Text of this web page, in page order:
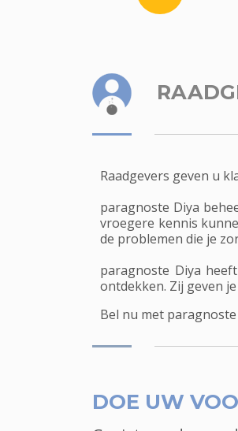
Raadgevers geven u
paragnoste Diya
vroegere kennis
de problemen die je
paragnoste Diya
ontdekken. Zij geven
Bel nu met
DOE UW